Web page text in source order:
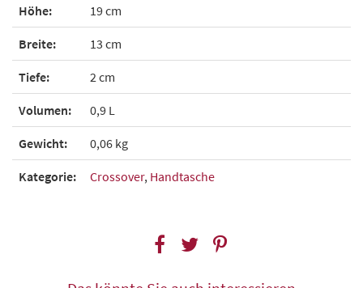
Höhe: 19 cm
Breite: 13 cm
Tiefe: 2 cm
Volumen: 0,9 L
Gewicht: 0,06 kg
Kategorie: Crossover, Handtasche